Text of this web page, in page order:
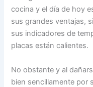
cocina y el día de hoy
sus grandes ventajas,
sus indicadores de
placas están calientes.
No obstante y al
bien sencillamente por